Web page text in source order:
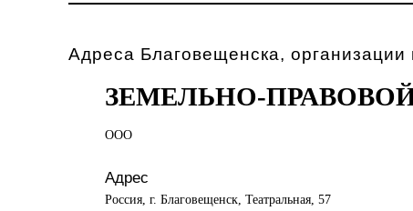
Адреса Благовещенска,
ЗЕМЕЛЬНО-
ООО
Адрес
Россия, г. Благовещенск, Театральная, 57